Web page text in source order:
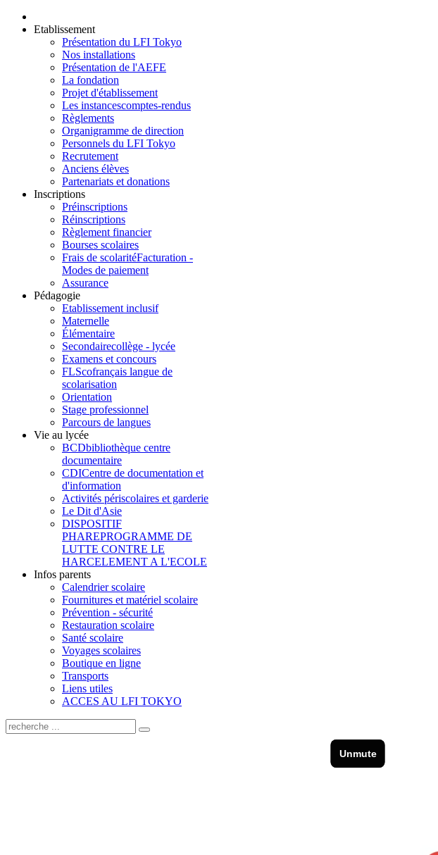
Etablissement
Présentation du LFI Tokyo
Nos installations
Présentation de l'AEFE
La fondation
Projet d'établissement
Les instancescomptes-rendus
Règlements
Organigramme de direction
Personnels du LFI Tokyo
Recrutement
Anciens élèves
Partenariats et donations
Inscriptions
Préinscriptions
Réinscriptions
Règlement financier
Bourses scolaires
Frais de scolaritéFacturation -
Modes de paiement
Assurance
Pédagogie
Etablissement inclusif
Maternelle
Élémentaire
Secondairecollège - lycée
Examens et concours
FLScofrançais langue de
scolarisation
Orientation
Stage professionnel
Parcours de langues
Vie au lycée
BCDbibliothèque centre
documentaire
CDICentre de documentation et
d'information
Activités périscolaires et garderie
Le Dit d'Asie
DISPOSITIF
PHAREPROGRAMME DE
LUTTE CONTRE LE
HARCELEMENT A L'ECOLE
Infos parents
Calendrier scolaire
Fournitures et matériel scolaire
Prévention - sécurité
Restauration scolaire
Santé scolaire
Voyages scolaires
Boutique en ligne
Transports
Liens utiles
ACCES AU LFI TOKYO